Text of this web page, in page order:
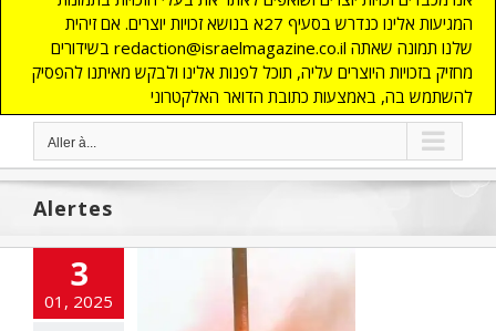
המגיעות אלינו כנדרש בסעיף 27א בנושא זכויות יוצרים. אם זיהית
בשידורים redaction@israelmagazine.co.il שלנו תמונה שאתה
מחזיק בזכויות היוצרים עליה, תוכל לפנות אלינו ולבקש מאיתנו להפסיק
להשתמש בה, באמצעות כתובת הדואר האלקטרוני
Aller à...
Alertes
3
01, 2025
tirent à
un missile sur